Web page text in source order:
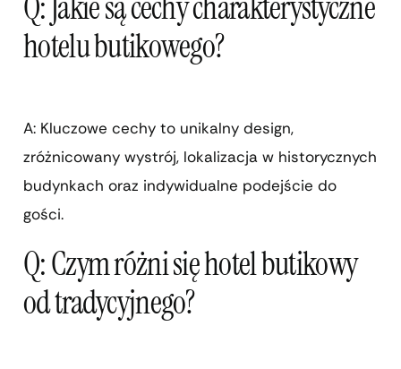
hotelu butikowego?
A: Kluczowe cechy to unikalny design,
zróżnicowany wystrój, lokalizacja w historycznych
budynkach oraz indywidualne podejście do
gości.
Q: Czym różni się hotel butikowy
od tradycyjnego?